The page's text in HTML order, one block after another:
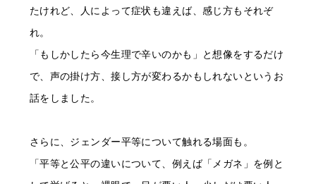
たけれど、人によって症状も違えば、感じ方もそれぞ
れ。
「もしかしたら今生理で辛いのかも」と想像をするだけ
で、声の掛け方、接し方が変わるかもしれないというお
話をしました。
さらに、ジェンダー平等について触れる場面も。
「平等と公平の違いについて、例えば「メガネ」を例と